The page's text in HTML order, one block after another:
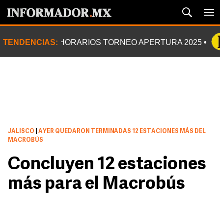
TENDENCIAS: HORARIOS TORNEO APERTURA 2025
JALISCO
AYER QUEDARON TERMINADAS 12 ESTACIONES MÁS DEL
MACROBÚS
Concluyen 12 estaciones
más para el Macrobús